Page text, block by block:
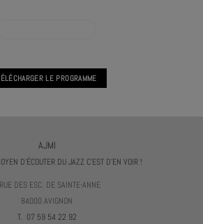
LE PROGRAMME
AJMI
D'ÉCOUTER DU JAZZ C'EST D'EN VOIR !
DES ESC. DE SAINTE-ANNE
84000 AVIGNON
T. 07 59 54 22 92